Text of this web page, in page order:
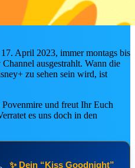
Lorcana Guide
& Konsolen
Karten-Datenbanksoon
NEU IM
April 2023, immer montags bis
ausgestrahlt. Wann die
zu sehen sein wird, ist
und freut Ihr Euch
es uns doch in den
✨ Dein “Kiss Goodnight”